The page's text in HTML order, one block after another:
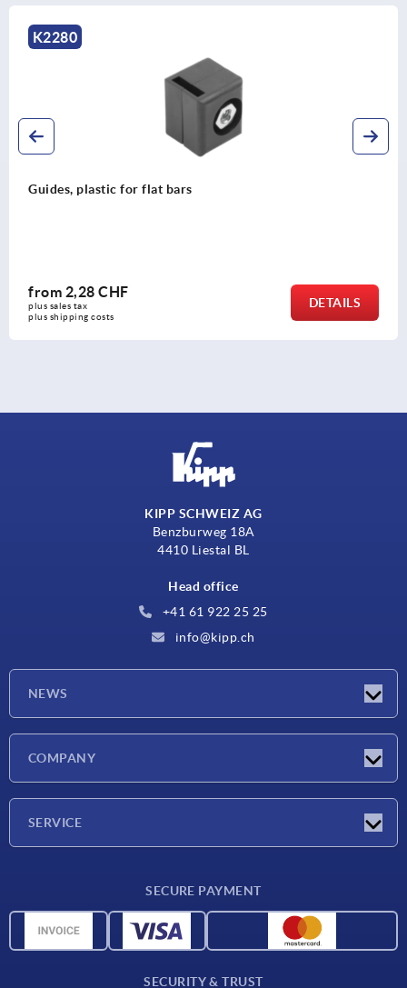
for flat bars
3,89
plus sales tax
plus shipping
KIPP SCHWEIZ AG
Benzburweg 18A
4410 Liestal BL
Head office
+41 61 922 25 25
info@kipp.ch
NEWS
COMPANY
SERVICE
CAD data
SECURE PAYMENT
SECURITY & TRUST